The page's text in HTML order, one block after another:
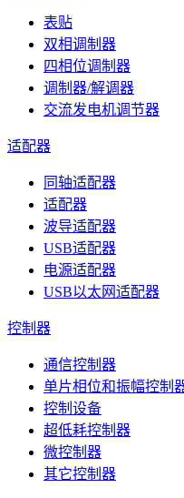
表贴
双相调制器
四相位调制器
调制器/解调器
交流发电机调节器
适配器
同轴适配器
适配器
波导适配器
USB适配器
电源适配器
USB以太网适配器
控制器
通信控制器
单片相位和振幅控制
控制设备
超低耗控制器
微控制器
其它控制器